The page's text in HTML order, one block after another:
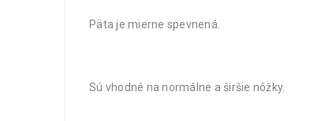
Päta je mierne spevnená.
Sú vhodné na normálne a širšie nôžky.